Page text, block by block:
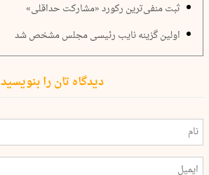
ثبت منفی‌ترین رکورد «مشارکت حداقلی»
اولین گزینه نایب رئیسی مجلس مشخص شد
دیدگاه تان را بنویسید